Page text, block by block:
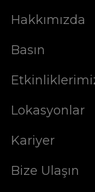
Hakkımızda
Basın
Lokasyonlar
Kariyer
Bize Ulaşın